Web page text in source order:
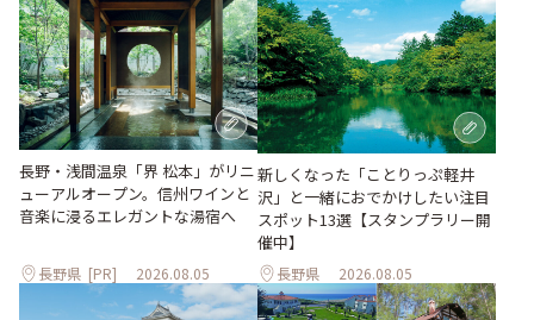
長野・浅間温泉「界 松本」がリニ
ューアルオープン。信州ワインと
音楽に浸るエレガントな湯宿へ
長野県 [PR] 2026.08.05
新しくなった「ことりっぷ軽井
沢」と一緒におでかけしたい注目
スポット13選【スタンプラリー開
催中】
長野県 2026.08.05